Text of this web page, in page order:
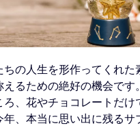
ちの人生を形作ってくれた
えるための絶好の機会です
ろ、花やチョコレートだけ
年、本当に思い出に残るサ